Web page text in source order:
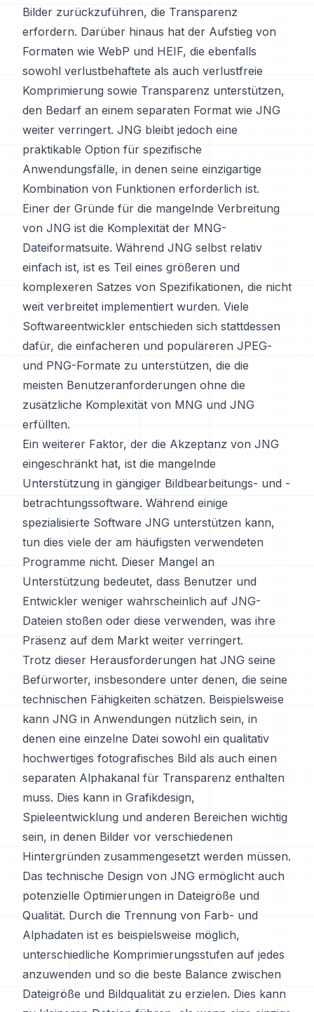
Bilder zurückzuführen, die Transparenz
erfordern. Darüber hinaus hat der Aufstieg von
Formaten wie WebP und HEIF, die ebenfalls
sowohl verlustbehaftete als auch verlustfreie
Komprimierung sowie Transparenz unterstützen,
den Bedarf an einem separaten Format wie JNG
weiter verringert. JNG bleibt jedoch eine
praktikable Option für spezifische
Anwendungsfälle, in denen seine einzigartige
Kombination von Funktionen erforderlich ist.
Einer der Gründe für die mangelnde Verbreitung
von JNG ist die Komplexität der MNG-
Dateiformatsuite. Während JNG selbst relativ
einfach ist, ist es Teil eines größeren und
komplexeren Satzes von Spezifikationen, die nicht
weit verbreitet implementiert wurden. Viele
Softwareentwickler entschieden sich stattdessen
dafür, die einfacheren und populäreren JPEG-
und PNG-Formate zu unterstützen, die die
meisten Benutzeranforderungen ohne die
zusätzliche Komplexität von MNG und JNG
erfüllten.
Ein weiterer Faktor, der die Akzeptanz von JNG
eingeschränkt hat, ist die mangelnde
Unterstützung in gängiger Bildbearbeitungs- und -
betrachtungssoftware. Während einige
spezialisierte Software JNG unterstützen kann,
tun dies viele der am häufigsten verwendeten
Programme nicht. Dieser Mangel an
Unterstützung bedeutet, dass Benutzer und
Entwickler weniger wahrscheinlich auf JNG-
Dateien stoßen oder diese verwenden, was ihre
Präsenz auf dem Markt weiter verringert.
Trotz dieser Herausforderungen hat JNG seine
Befürworter, insbesondere unter denen, die seine
technischen Fähigkeiten schätzen. Beispielsweise
kann JNG in Anwendungen nützlich sein, in
denen eine einzelne Datei sowohl ein qualitativ
hochwertiges fotografisches Bild als auch einen
separaten Alphakanal für Transparenz enthalten
muss. Dies kann in Grafikdesign,
Spieleentwicklung und anderen Bereichen wichtig
sein, in denen Bilder vor verschiedenen
Hintergründen zusammengesetzt werden müssen.
Das technische Design von JNG ermöglicht auch
potenzielle Optimierungen in Dateigröße und
Qualität. Durch die Trennung von Farb- und
Alphadaten ist es beispielsweise möglich,
unterschiedliche Komprimierungsstufen auf jedes
anzuwenden und so die beste Balance zwischen
Dateigröße und Bildqualität zu erzielen. Dies kann